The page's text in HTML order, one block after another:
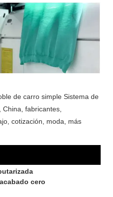
de carro simple Sistema de
fabricantes,
cotización, moda, más
cero